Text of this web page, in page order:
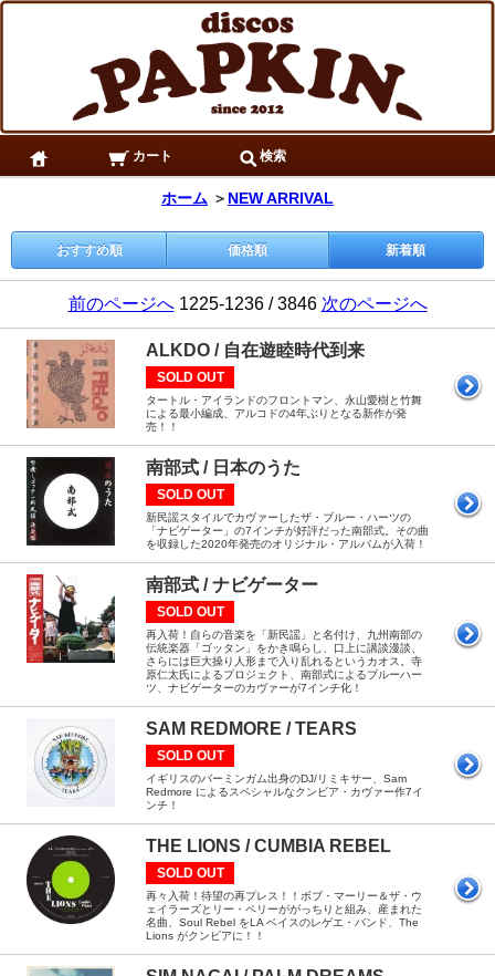
カート 検索
ホーム ＞ NEW ARRIVAL
おすすめ順 価格順 新着順
前のページへ1225-1236 / 3846 次のページへ
ALKDO / 自在遊睦時代到来
SOLD OUT
タートル・アイランドのフロントマン、永山愛樹と竹舞
による最小編成、アルコドの4年ぶりとなる新作が発
売！！
南部式 / 日本のうた
SOLD OUT
新民謡スタイルでカヴァーしたザ・ブルー・ハーツの
「ナビゲーター」の7インチが好評だった南部式。その曲
を収録した2020年発売のオリジナル・アルバムが入荷！
南部式 / ナビゲーター
SOLD OUT
再入荷！自らの音楽を「新民謡」と名付け、九州南部の
伝統楽器「ゴッタン」をかき鳴らし、口上に講談漫談、
さらには巨大操り人形まで入り乱れるというカオス。寺
原仁太氏によるプロジェクト、南部式によるブルーハー
ツ、ナビゲーターのカヴァーが7インチ化！
SAM REDMORE / TEARS
SOLD OUT
イギリスのバーミンガム出身のDJ/リミキサー、Sam
Redmore によるスペシャルなクンビア・カヴァー作7イ
ンチ！
THE LIONS / CUMBIA REBEL
SOLD OUT
再々入荷！待望の再プレス！！ボブ・マーリー＆ザ・ウ
ェイラーズとリー・ペリーががっちりと組み、産まれた
名曲、Soul Rebel をLA ベイスのレゲエ・バンド、The
Lions がクンビアに！！